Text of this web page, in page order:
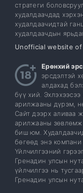
стратеги
худалдаачдад
худалдаачидтай
худалдаачдын
Unofficial website of
Ерөнхий
эрсдэлтэй
алдахад
бүү хий.
арилжааны дүрэм,
Сайт дээрх аливаа
арилжааны
биш юм.
бөгөөд энэ компани
Үйлчилгээний
Гренадин улсын
үйлчилгээ нь
Гренадин улсын